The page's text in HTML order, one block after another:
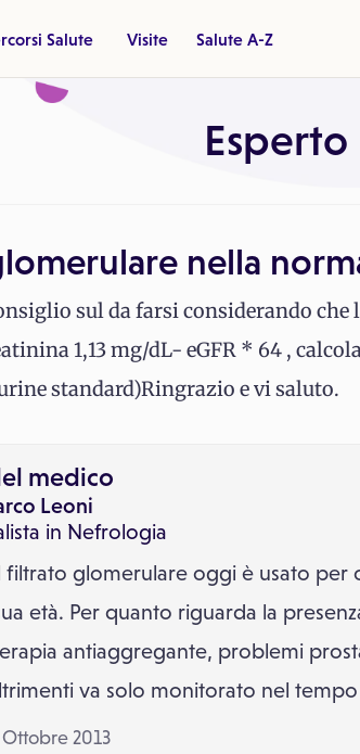
Salute Visite Salute A-Z
nella
sul da farsi considerando
1,13 mg/dL- eGFR * 64 ,
standard)Ringrazio e vi saluto.
medico
Leoni
in Nefrologia
filtrato glomerulare oggi è usato per
età. Per quanto riguarda la
antiaggregante, problemi
va solo monitorato nel tempo
Ottobre 2013